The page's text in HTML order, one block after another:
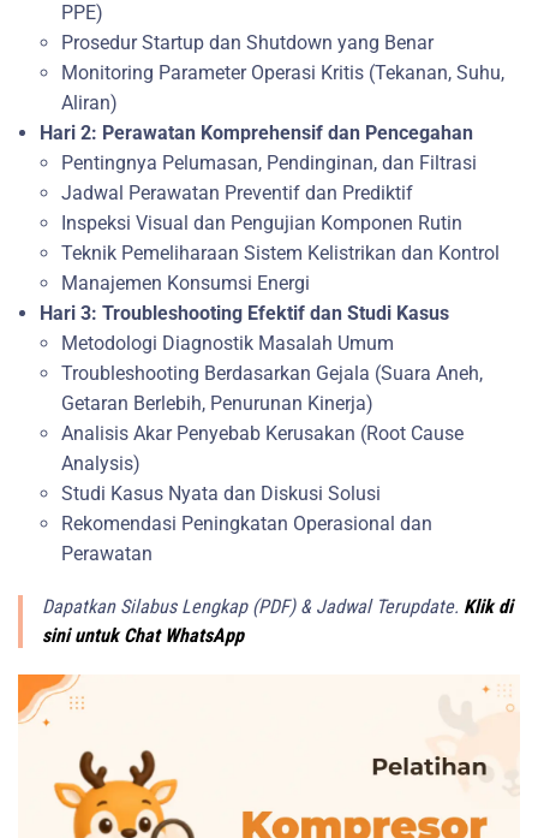
PPE)
Prosedur Startup dan Shutdown yang Benar
Monitoring Parameter Operasi Kritis (Tekanan, Suhu,
Aliran)
Hari 2: Perawatan Komprehensif dan Pencegahan
Pentingnya Pelumasan, Pendinginan, dan Filtrasi
Jadwal Perawatan Preventif dan Prediktif
Inspeksi Visual dan Pengujian Komponen Rutin
Teknik Pemeliharaan Sistem Kelistrikan dan Kontrol
Manajemen Konsumsi Energi
Hari 3: Troubleshooting Efektif dan Studi Kasus
Metodologi Diagnostik Masalah Umum
Troubleshooting Berdasarkan Gejala (Suara Aneh,
Getaran Berlebih, Penurunan Kinerja)
Analisis Akar Penyebab Kerusakan (Root Cause
Analysis)
Studi Kasus Nyata dan Diskusi Solusi
Rekomendasi Peningkatan Operasional dan
Perawatan
Dapatkan Silabus Lengkap (PDF) & Jadwal Terupdate. Klik di
sini untuk Chat WhatsApp